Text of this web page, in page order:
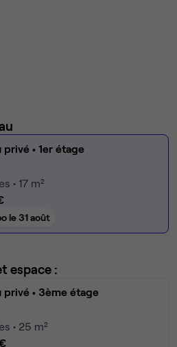
privé • 1er étage
• 17 m²
le 31 août
espace :
privé • 3ème étage
• 25 m²